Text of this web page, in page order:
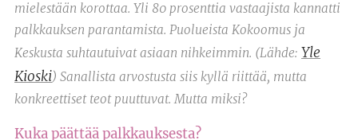
mielestään korottaa. Yli 80 prosenttia vastaajista kannatti
palkkauksen parantamista. Puolueista Kokoomus ja
Keskusta suhtautuivat asiaan nihkeimmin. (Lähde: Yle
Kioski) Sanallista arvostusta siis kyllä riittää, mutta
konkreettiset teot puuttuvat. Mutta miksi?
Kuka päättää palkkauksesta?